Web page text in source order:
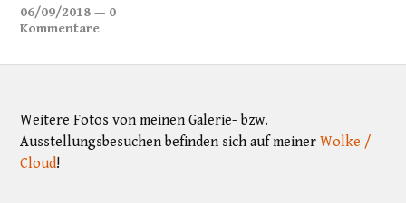
06/09/2018 — 0
Kommentare
Weitere Fotos von meinen Galerie- bzw.
Ausstellungsbesuchen befinden sich auf meinerWolke /
Cloud!